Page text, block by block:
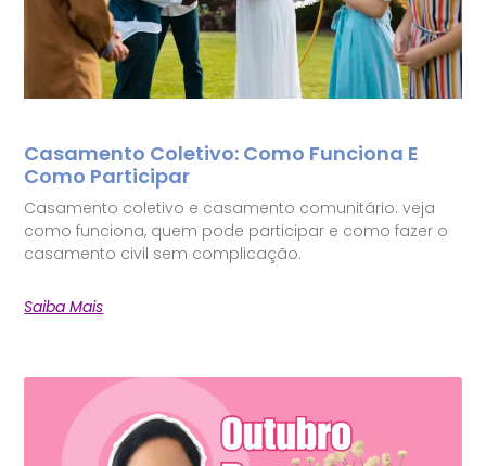
Casamento Coletivo: Como Funciona E
Como Participar
Casamento coletivo e casamento comunitário: veja
como funciona, quem pode participar e como fazer o
casamento civil sem complicação.
Saiba Mais